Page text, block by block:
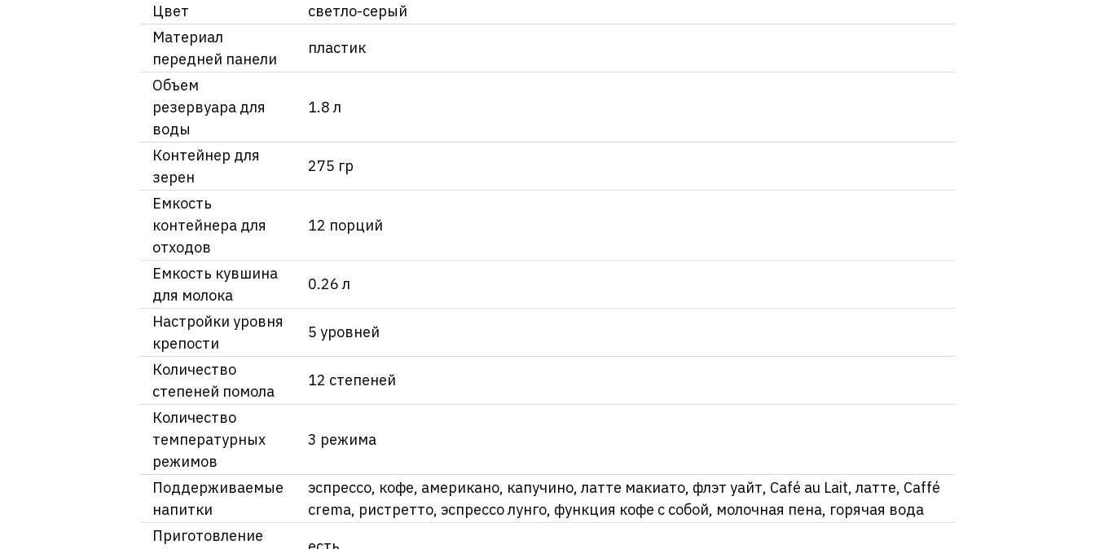
Цвет
светло-серый
Материал
передней панели
пластик
Объем
резервуара для
воды
1.8 л
Контейнер для
зерен
275 гр
Емкость
контейнера для
отходов
12 порций
Емкость кувшина
для молока
0.26 л
Настройки уровня
крепости
5 уровней
Количество
степеней помола
12 степеней
Количество
температурных
режимов
3 режима
Поддерживаемые
напитки
эспрессо, кофе, американо, капучино, латте макиато, флэт уайт, Café au Lait, латте, Caffé
crema, ристретто, эспрессо лунго, функция кофе с собой, молочная пена, горячая вода
Приготовление